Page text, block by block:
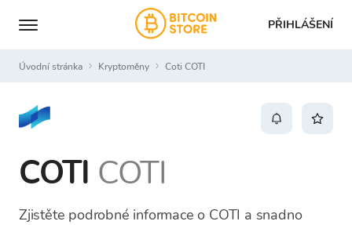
PŘIHLÁŠENÍ
Úvodní stránka Kryptoměny Coti COTI
COTI COTI
Zjistěte podrobné informace o COTI a snadno